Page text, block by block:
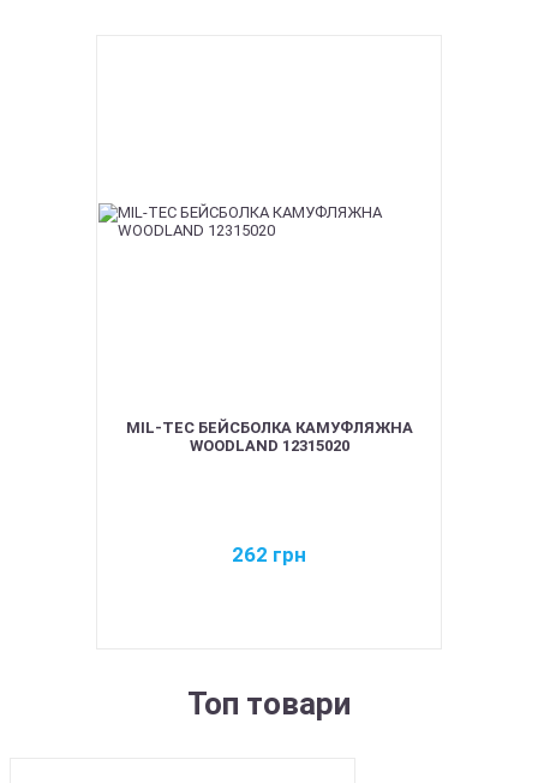
MIL-TEC БЕЙСБОЛКА КАМУФЛЯЖНА
WOODLAND 12315020
262 грн
Топ товари